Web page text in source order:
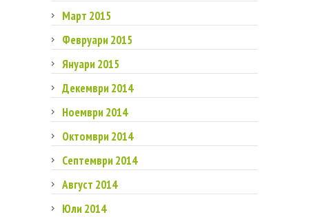
Март 2015
Февруари 2015
Януари 2015
Декември 2014
Ноември 2014
Октомври 2014
Септември 2014
Август 2014
Юли 2014